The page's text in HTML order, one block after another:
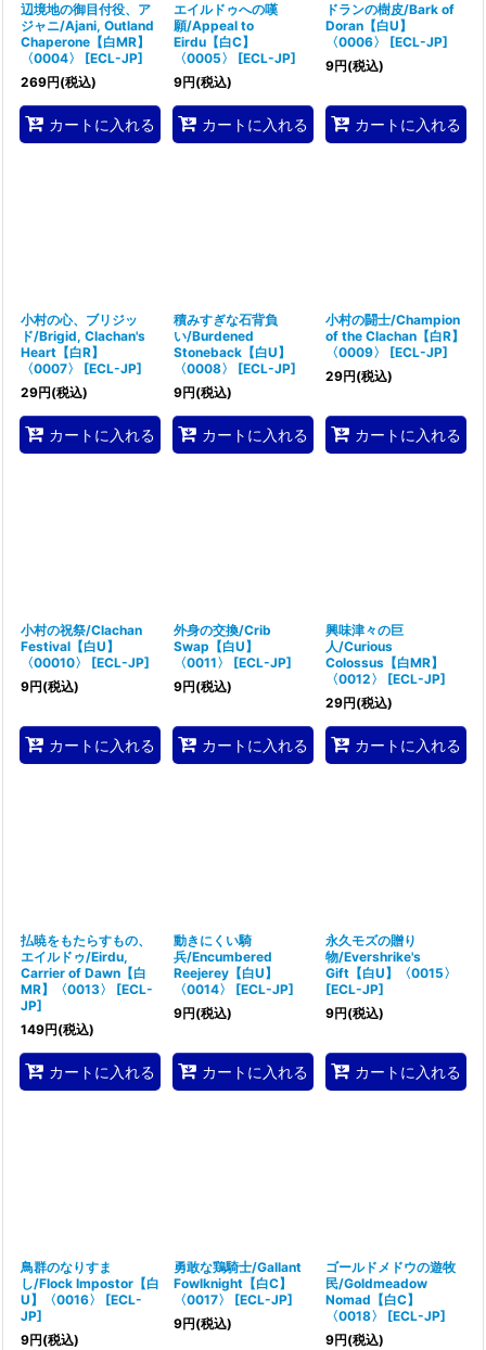
辺境地の御目付役、ア
ジャニ/Ajani, Outland
Chaperone【白MR】
〈0004〉
[ECL-JP]
269円(税込)
カートに入れる
エイルドゥへの嘆
願/Appeal to
Eirdu【白C】
〈0005〉
[ECL-JP]
9円(税込)
カートに入れる
ドランの樹皮/Bark of
Doran【白U】
〈0006〉
[ECL-JP]
9円(税込)
カートに入れる
小村の心、ブリジッ
ド/Brigid, Clachan's
Heart【白R】
〈0007〉
[ECL-JP]
29円(税込)
カートに入れる
積みすぎな石背負
い/Burdened
Stoneback【白U】
〈0008〉
[ECL-JP]
9円(税込)
カートに入れる
小村の闘士/Champion
of the Clachan【白R】
〈0009〉
[ECL-JP]
29円(税込)
カートに入れる
小村の祝祭/Clachan
Festival【白U】
〈00010〉
[ECL-JP]
9円(税込)
カートに入れる
外身の交換/Crib
Swap【白U】
〈0011〉
[ECL-JP]
9円(税込)
カートに入れる
興味津々の巨
人/Curious
Colossus【白MR】
〈0012〉
[ECL-JP]
29円(税込)
カートに入れる
払暁をもたらすもの、
エイルドゥ/Eirdu,
Carrier of Dawn【白
MR】〈0013〉
[ECL-
JP]
149円(税込)
カートに入れる
動きにくい騎
兵/Encumbered
Reejerey【白U】
〈0014〉
[ECL-JP]
9円(税込)
カートに入れる
永久モズの贈り
物/Evershrike's
Gift【白U】〈0015〉
[ECL-JP]
9円(税込)
カートに入れる
鳥群のなりすま
し/Flock Impostor【白
U】〈0016〉
[ECL-
JP]
9円(税込)
勇敢な鶏騎士/Gallant
Fowlknight【白C】
〈0017〉
[ECL-JP]
9円(税込)
ゴールドメドウの遊牧
民/Goldmeadow
Nomad【白C】
〈0018〉
[ECL-JP]
9円(税込)